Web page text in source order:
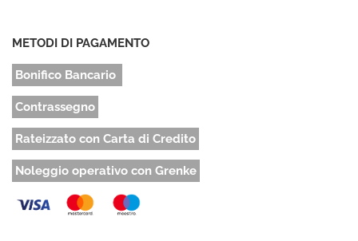
METODI DI PAGAMENTO
Bonifico Bancario
Contrassegno
Rateizzato con Carta di Credito
Noleggio operativo con Grenke